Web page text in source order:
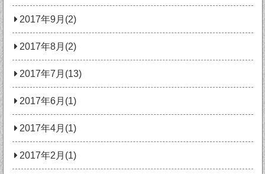
2017年9月(2)
2017年8月(2)
2017年7月(13)
2017年6月(1)
2017年4月(1)
2017年2月(1)